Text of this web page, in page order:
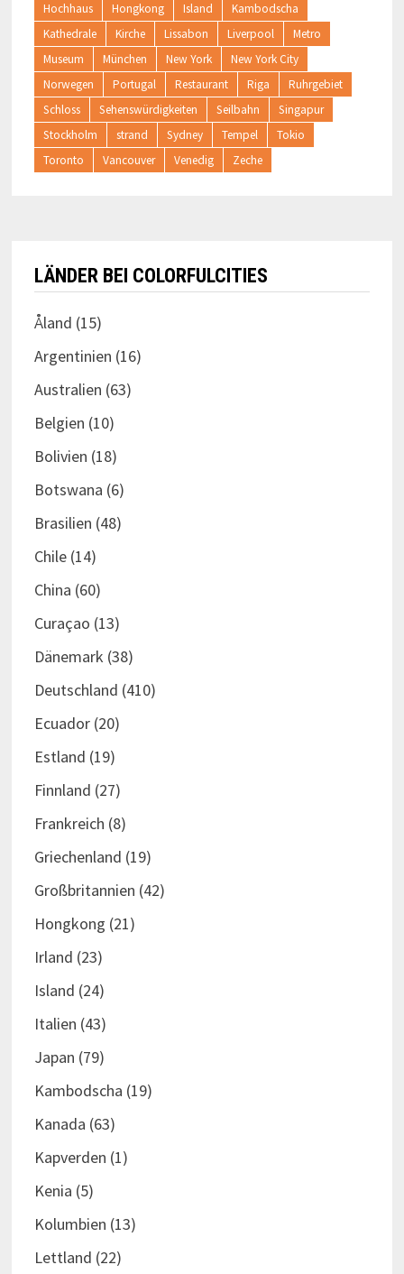
Hochhaus
Hongkong Island
Kambodscha
Kathedrale
Kirche Lissabon Liverpool
Metro
Museum
München New York
New York City
Norwegen
Portugal Restaurant Riga
Ruhrgebiet
Schloss
Sehenswürdigkeiten Seilbahn
Singapur
Stockholm
strand Sydney Tempel
Tokio
Toronto
Vancouver Venedig Zeche
LÄNDER BEI COLORFULCITIES
Åland (15)
Argentinien (16)
Australien (63)
Belgien (10)
Bolivien (18)
Botswana (6)
Brasilien (48)
Chile(14)
China (60)
Curaçao (13)
Dänemark (38)
Deutschland (410)
Ecuador(20)
Estland (19)
Finnland (27)
Frankreich (8)
Griechenland (19)
Großbritannien (42)
Hongkong (21)
Irland (23)
Island (24)
Italien (43)
Japan (79)
Kambodscha (19)
Kanada (63)
Kapverden (1)
Kenia (5)
Kolumbien (13)
Lettland (22)